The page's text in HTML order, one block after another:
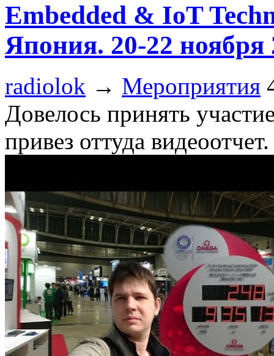
Embedded & IoT
Япония. 20-22 ноября
radiolok → Мероприятия
Довелось принять
привез оттуда видеоотчет.